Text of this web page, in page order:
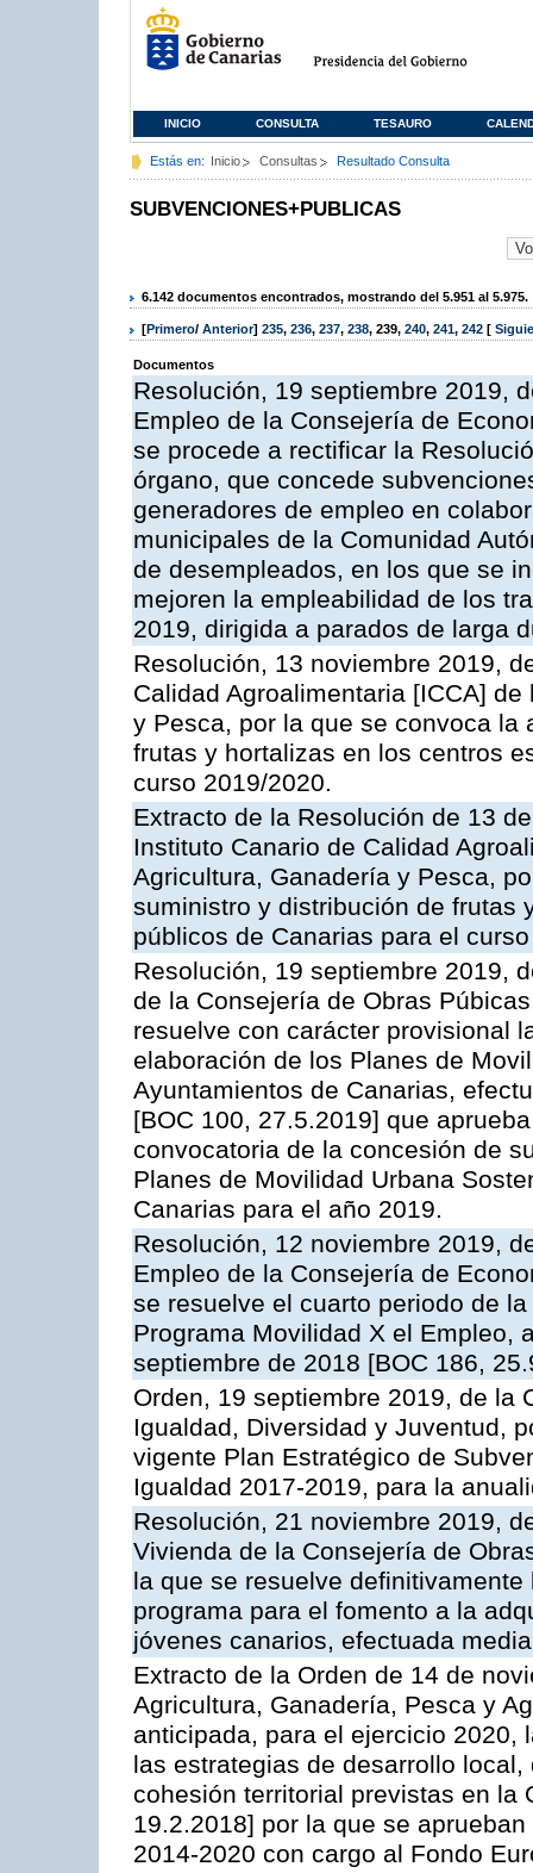
INICIO CONSULTA TESAURO
Estás en: Inicio Consultas Resultado Consulta
SUBVENCIONES+PUBLICAS
6.142 documentos encontrados, mostrando del 5.951 al 5.975.
[Primero/ Anterior] 235, 236, 237, 238, 239, 240, 241, 242 [
Documentos
Resolución, 19 septiembre 2019,
Empleo de la Consejería de
se procede a rectificar la
órgano, que concede
generadores de empleo en
municipales de la Comunidad
de desempleados, en los que se
mejoren la empleabilidad de los
2019, dirigida a parados de larga
Resolución, 13 noviembre 2019,
Calidad Agroalimentaria [ICCA]
y Pesca, por la que se convoca
frutas y hortalizas en los centros
curso 2019/2020.
Extracto de la Resolución de 13
Instituto Canario de Calidad
Agricultura, Ganadería y Pesca,
suministro y distribución de frutas
públicos de Canarias para el
Resolución, 19 septiembre 2019,
de la Consejería de Obras
resuelve con carácter provisional
elaboración de los Planes de
Ayuntamientos de Canarias,
[BOC 100, 27.5.2019] que
convocatoria de la concesión de
Planes de Movilidad Urbana
Canarias para el año 2019.
Resolución, 12 noviembre 2019,
Empleo de la Consejería de
se resuelve el cuarto periodo de
Programa Movilidad X el Empleo,
septiembre de 2018 [BOC 186,
Orden, 19 septiembre 2019, de la
Igualdad, Diversidad y Juventud,
vigente Plan Estratégico de
Igualdad 2017-2019, para la
Resolución, 21 noviembre 2019,
Vivienda de la Consejería de
la que se resuelve
programa para el fomento a la
jóvenes canarios, efectuada
Extracto de la Orden de 14 de
Agricultura, Ganadería, Pesca y
anticipada, para el ejercicio 2020,
las estrategias de desarrollo
cohesión territorial previstas en la
19.2.2018] por la que se
2014-2020 con cargo al Fondo